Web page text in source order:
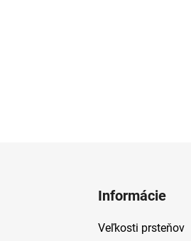
Informácie
Veľkosti prsteňov